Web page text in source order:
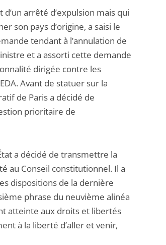
arrêté d’expulsion mais qui
son pays d’origine, a saisi le
tendant à l’annulation de
et a assorti cette demande
dirigée contre les
Avant de statuer sur la
de Paris a décidé de
prioritaire de
a décidé de transmettre la
au Conseil constitutionnel. Il a
dispositions de la dernière
phrase du neuvième alinéa
atteinte aux droits et libertés
à la liberté d’aller et venir,